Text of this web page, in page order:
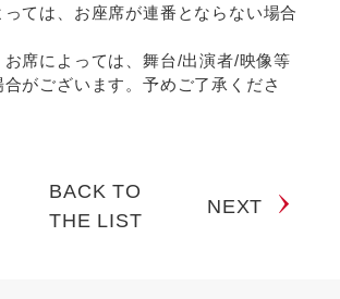
ては、お座席が連番とならない場合
席によっては、舞台/出演者/映像等
がございます。予めご了承くださ
BACK TO
THE LIST
NEXT